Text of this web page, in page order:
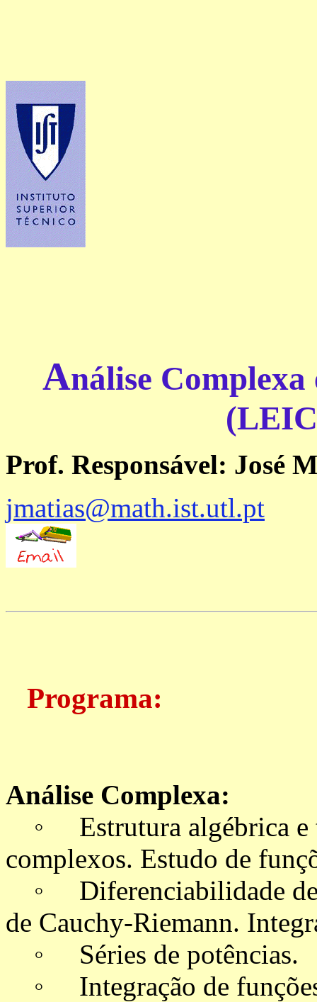
Análise Complexa
Prof. Responsável: José
jmatias@math.ist.utl.pt
Programa:
Análise Complexa:
◦ Estrutura algébrica e
complexos. Estudo de
◦ Diferenciabilidade de
de Cauchy-Riemann.
◦ Séries de potências.
◦ Integração de funções